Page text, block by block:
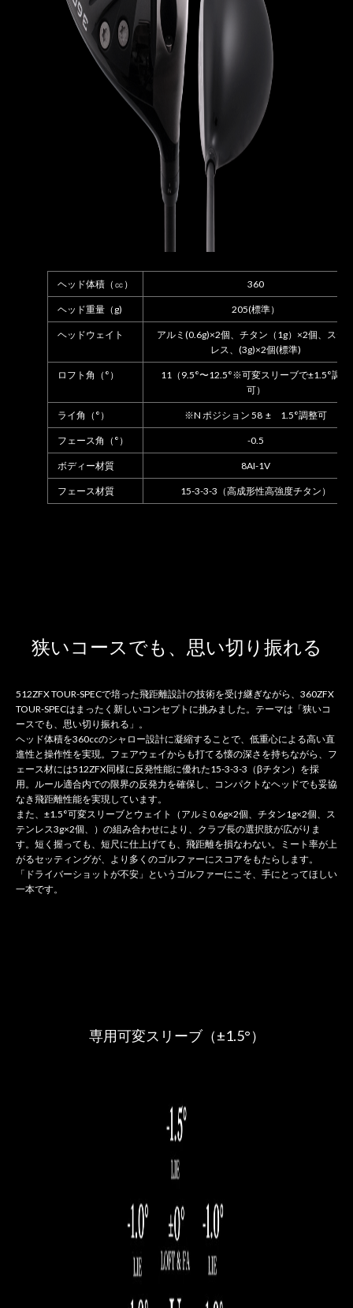
ヘッド体積（㏄） 360
ヘッド重量（g) 205(標準）
ヘッドウェイト
アルミ(0.6g)×2個、チタン（1g）×2個、ステ
レス、(3g)×2個(標準)
ロフト角（°）
11（9.5°〜12.5°※可変スリーブで±1.5°調整
可）
ライ角（°） ※N ポジション 58 ± 1.5°調整可
フェース角（°） -0.5
ボディー材質 8AI-1V
フェース材質 15-3-3-3（高成形性高強度チタン）
狭いコースでも、思い切り振れる
512ZFX TOUR-SPECで培った飛距離設計の技術を受け継ぎながら、360ZFX
TOUR-SPECはまったく新しいコンセプトに挑みました。テーマは「狭いコ
ースでも、思い切り振れる」。
ヘッド体積を360ccのシャロー設計に凝縮することで、低重心による高い直
進性と操作性を実現。フェアウェイからも打てる懐の深さを持ちながら、フ
ェース材には512ZFX同様に反発性能に優れた15-3-3-3（βチタン）を採
用。ルール適合内での限界の反発力を確保し、コンパクトなヘッドでも妥協
なき飛距離性能を実現しています。
また、±1.5°可変スリーブとウェイト（アルミ0.6g×2個、チタン1g×2個、ス
テンレス3g×2個、）の組み合わせにより、クラブ長の選択肢が広がりま
す。短く握っても、短尺に仕上げても、飛距離を損なわない。ミート率が上
がるセッティングが、より多くのゴルファーにスコアをもたらします。
「ドライバーショットが不安」というゴルファーにこそ、手にとってほしい
一本です。
専用可変スリーブ（±1.5°）